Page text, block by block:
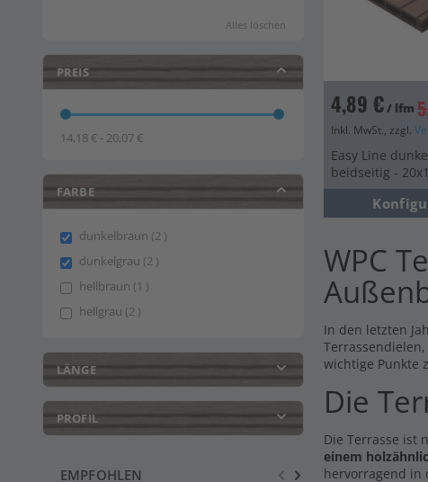
4,89 €/ lfm
Inkl. MwSt., zzgl.
Easy Line
beidseitig -
WPC
In den letzten
wichtige Punkte
Die
Die Terrasse ist
einem
hervorragend in
Alles löschen
PREIS
14,18 € - 20,07 €
FARBE
dunkelbraun 2 items
dunkelgrau 2 items
hellbraun 1 item
hellgrau 2 items
LÄNGE
PROFIL
EMPFOHLEN